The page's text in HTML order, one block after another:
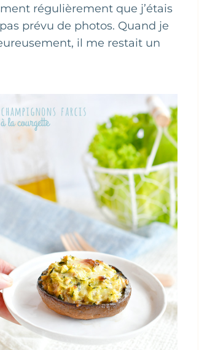
régulièrement que j’étais
prévu de photos. Quand je
il me restait un